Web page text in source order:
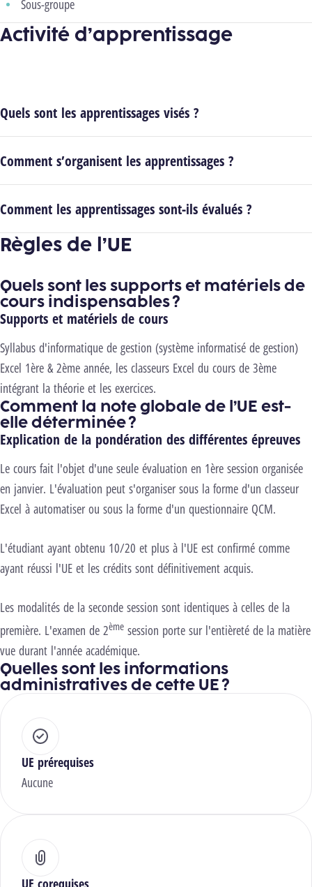
Sous-groupe
Activité d’apprentissage
Quels sont les apprentissages visés ?
Comment s’organisent les apprentissages ?
Comment les apprentissages sont-ils évalués ?
Règles de l’UE
Quels sont les supports et matériels de
cours indispensables ?
Supports et matériels de cours
Syllabus d'informatique de gestion (système informatisé de gestion)
Excel 1ère & 2ème année, les classeurs Excel du cours de 3ème
intégrant la théorie et les exercices.
Comment la note globale de l’UE est-
elle déterminée ?
Explication de la pondération des différentes épreuves
Le cours fait l'objet d'une seule évaluation en 1ère session organisée
en janvier. L'évaluation peut s'organiser sous la forme d'un classeur
Excel à automatiser ou sous la forme d'un questionnaire QCM.
L'étudiant ayant obtenu 10/20 et plus à l'UE est confirmé comme
ayant réussi l'UE et les crédits sont définitivement acquis.
Les modalités de la seconde session sont identiques à celles de la
première. L'examen de 2ème session porte sur l'entièreté de la matière
vue durant l'année académique.
Quelles sont les informations
administratives de cette UE ?
UE prérequises
Aucune